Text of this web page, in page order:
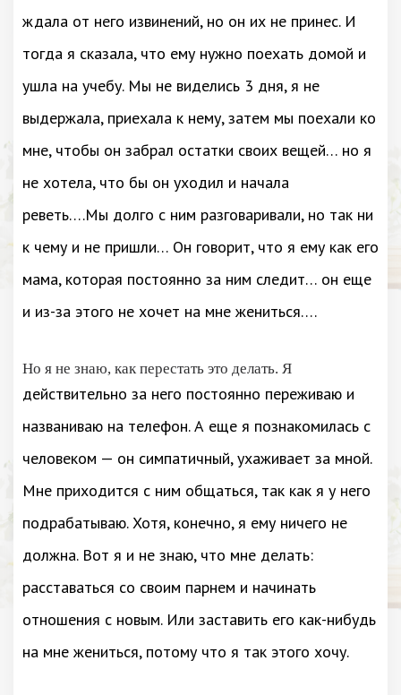
ждала от него извинений, но он их не принес. И
тогда я сказала, что ему нужно поехать домой и
ушла на учебу. Мы не виделись 3 дня, я не
выдержала, приехала к нему, затем мы поехали ко
мне, чтобы он забрал остатки своих вещей… но я
не хотела, что бы он уходил и начала
реветь….Мы долго с ним разговаривали, но так ни
к чему и не пришли… Он говорит, что я ему как его
мама, которая постоянно за ним следит… он еще
и из-за этого не хочет на мне жениться….
Но я не знаю, как перестать это делать. Я
действительно за него постоянно переживаю и
названиваю на телефон. А еще я познакомилась с
человеком — он симпатичный, ухаживает за мной.
Мне приходится с ним общаться, так как я у него
подрабатываю. Хотя, конечно, я ему ничего не
должна. Вот я и не знаю, что мне делать:
расставаться со своим парнем и начинать
отношения с новым. Или заставить его как-нибудь
на мне жениться, потому что я так этого хочу.